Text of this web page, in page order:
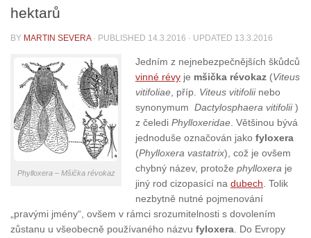
hektarů
BY MARTIN SEVERA · PUBLISHED 14.3.2016 · UPDATED 13.3.2016
Phylloxera – Mšička révokaz
Jedním z nejnebezpečnějších škůdců
vinné révy je mšička révokaz (Viteus
vitifoliae, příp. Viteus vitifoliinebo
synonymum Dactylosphaera vitifolii)
z čeledi Phylloxeridae. Většinou bývá
jednoduše označován jako fyloxera
(Phylloxera vastatrix), což je ovšem
chybný název, protože phylloxera je
jiný rod cizopasící na dubech. Tolik
nezbytně nutné pojmenování
„pravými jmény“, ovšem v rámci srozumitelnosti s dovolením
zůstanu u všeobecně používaného názvu fyloxera. Do Evropy